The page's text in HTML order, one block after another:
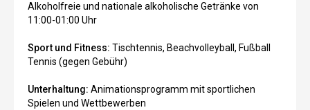
Alkoholfreie und nationale alkoholische Getränke von
11:00-01:00 Uhr
Sport und Fitness: Tischtennis, Beachvolleyball, Fußball
Tennis (gegen Gebühr)
Unterhaltung: Animationsprogramm mit sportlichen
Spielen und Wettbewerben